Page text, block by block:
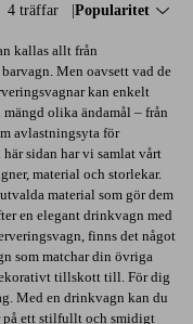
4 träffar Sortera på:
Popularitet
kallas allt från
Men oavsett vad de
kan enkelt
olika ändamål – från
avlastningsyta för
sidan har vi samlat vårt
material och storlekar.
material som gör dem
en elegant drinkvagn med
finns det något
som matchar din övriga
tillskott till. För dig
Med en drinkvagn kan du
på ett stilfullt och smidigt